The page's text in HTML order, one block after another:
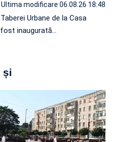
Ultima modificare 06.08.26 18:48
Urbane de la Casa
inaugurată…
și